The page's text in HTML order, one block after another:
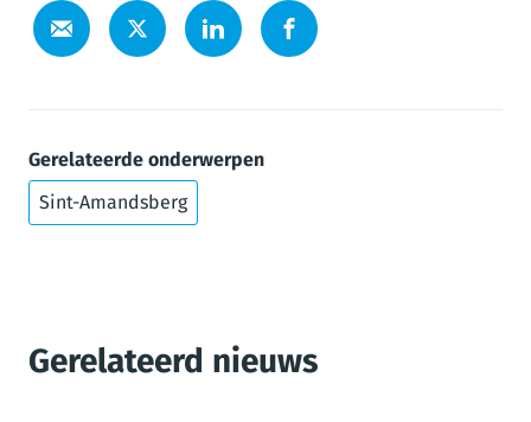
Gerelateerde onderwerpen
Sint-Amandsberg
Gerelateerd nieuws